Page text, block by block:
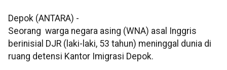
Depok (ANTARA) -
Seorang warga negara asing (WNA) asal Inggris
berinisial DJR (laki-laki, 53 tahun) meninggal dunia di
ruang detensi Kantor Imigrasi Depok.